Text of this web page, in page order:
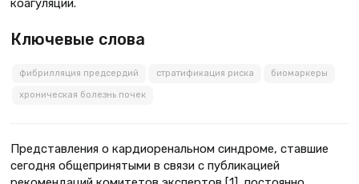
коагуляции.
Ключевые слова
фибрилляция предсердий стратификация риска биомаркеры
хроническая болезнь почек
Представления о кардиоренальном синдроме, ставшие
сегодня общепринятыми в связи с публикацией